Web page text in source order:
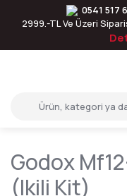
0541 517
2999.-TL Ve Üzeri
Godox
(ikili Kit)